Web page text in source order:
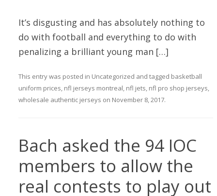
It’s disgusting and has absolutely nothing to
do with football and everything to do with
penalizing a brilliant young man […]
This entry was posted in Uncategorized and tagged basketball
uniform prices, nfl jerseys montreal, nfl jets, nfl pro shop jerseys,
wholesale authentic jerseys on November 8, 2017.
Bach asked the 94 IOC
members to allow the
real contests to play out